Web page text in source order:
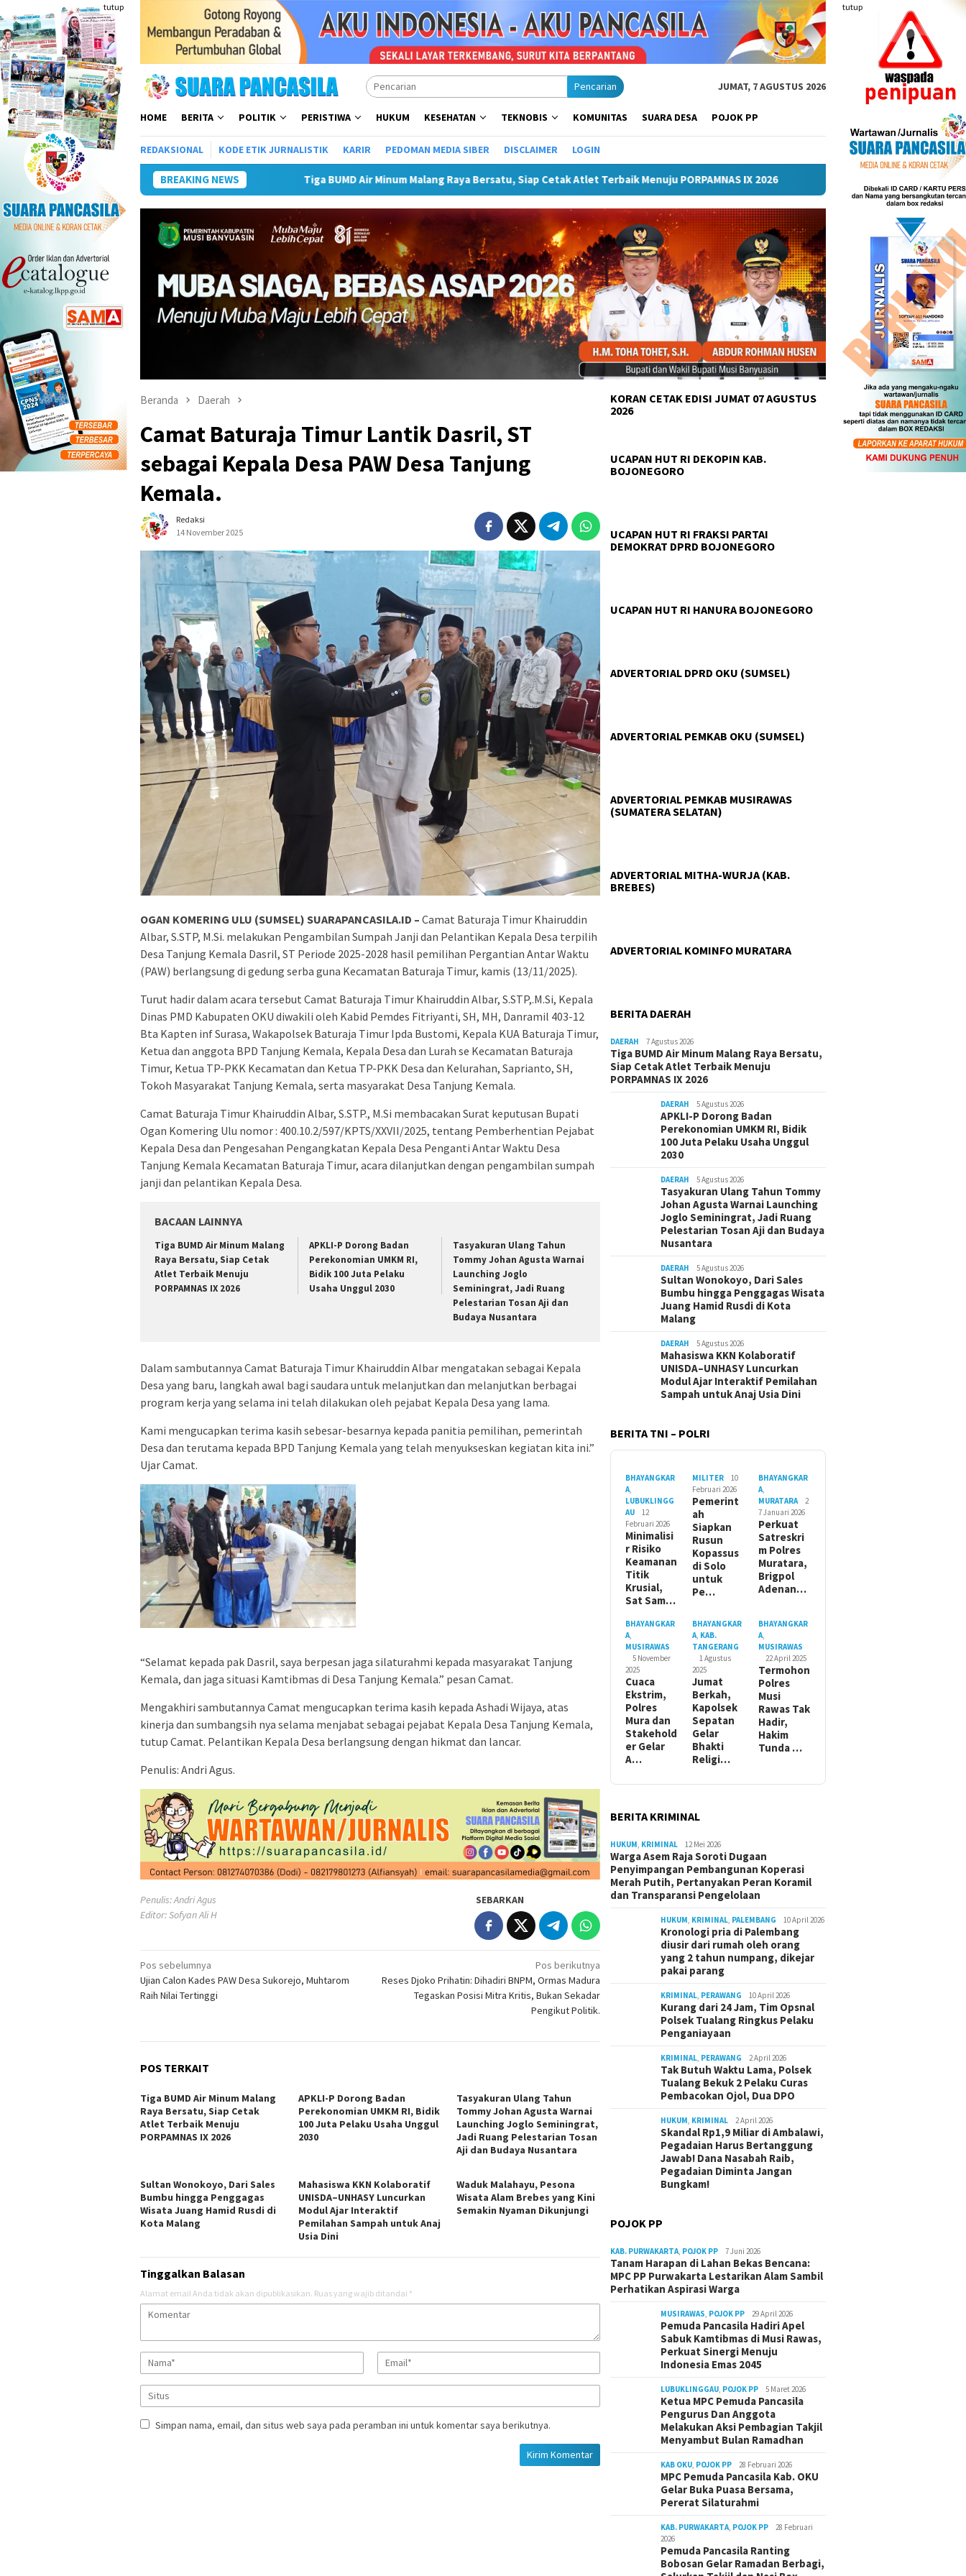
ke
konten
tutup tutup
Pencarian JUMAT, 7 AGUSTUS 2026
HOME BERITA POLITIK PERISTIWA HUKUM KESEHATAN TEKNOBIS KOMUNITAS SUARA DESA POJOK PP
REDAKSIONAL KODE ETIK JURNALISTIK KARIR PEDOMAN MEDIA SIBER DISCLAIMER LOGIN
BREAKING NEWSTiga BUMD Air Minum Malang Raya Bersatu, Siap Cetak Atlet Terbaik Menuju PORPAMNAS IX 2026 Lomba Turnamen Mini Soccer Antar Organisasi
Beranda Daerah
Camat Baturaja Timur Lantik Dasril, ST
sebagai Kepala Desa PAW Desa Tanjung
Kemala.
Redaksi
14 November 2025
OGAN KOMERING ULU (SUMSEL) SUARAPANCASILA.ID – Camat Baturaja Timur Khairuddin
Albar, S.STP, M.Si. melakukan Pengambilan Sumpah Janji dan Pelantikan Kepala Desa terpilih
Desa Tanjung Kemala Dasril, ST Periode 2025-2028 hasil pemilihan Pergantian Antar Waktu
(PAW) berlangsung di gedung serba guna Kecamatan Baturaja Timur, kamis (13/11/2025).
Turut hadir dalam acara tersebut Camat Baturaja Timur Khairuddin Albar, S.STP,.M.Si, Kepala
Dinas PMD Kabupaten OKU diwakili oleh Kabid Pemdes Fitriyanti, SH, MH, Danramil 403-12
Bta Kapten inf Surasa, Wakapolsek Baturaja Timur Ipda Bustomi, Kepala KUA Baturaja Timur,
Ketua dan anggota BPD Tanjung Kemala, Kepala Desa dan Lurah se Kecamatan Baturaja
Timur, Ketua TP-PKK Kecamatan dan Ketua TP-PKK Desa dan Kelurahan, Saprianto, SH,
Tokoh Masyarakat Tanjung Kemala, serta masyarakat Desa Tanjung Kemala.
Camat Baturaja Timur Khairuddin Albar, S.STP., M.Si membacakan Surat keputusan Bupati
Ogan Komering Ulu nomor : 400.10.2/597/KPTS/XXVII/2025, tentang Pemberhentian Pejabat
Kepala Desa dan Pengesahan Pengangkatan Kepala Desa Penganti Antar Waktu Desa
Tanjung Kemala Kecamatan Baturaja Timur, acara dilanjutkan dengan pengambilan sumpah
janji dan pelantikan Kepala Desa.
BACAAN LAINNYA
Tiga BUMD Air Minum Malang
Raya Bersatu, Siap Cetak
Atlet Terbaik Menuju
PORPAMNAS IX 2026
APKLI-P Dorong Badan
Perekonomian UMKM RI,
Bidik 100 Juta Pelaku
Usaha Unggul 2030
Tasyakuran Ulang Tahun
Tommy Johan Agusta Warnai
Launching Joglo
Seminingrat, Jadi Ruang
Pelestarian Tosan Aji dan
Budaya Nusantara
Dalam sambutannya Camat Baturaja Timur Khairuddin Albar mengatakan sebagai Kepala
Desa yang baru, langkah awal bagi saudara untuk melanjutkan dan melanjutkan berbagai
program kerja yang selama ini telah dilakukan oleh pejabat Kepala Desa yang lama.
Kami mengucapkan terima kasih sebesar-besarnya kepada panitia pemilihan, pemerintah
Desa dan terutama kepada BPD Tanjung Kemala yang telah menyukseskan kegiatan kita ini.”
Ujar Camat.
“Selamat kepada pak Dasril, saya berpesan jaga silaturahmi kepada masyarakat Tanjung
Kemala, dan jaga situasi Kamtibmas di Desa Tanjung Kemala.” pesan Camat.
Mengakhiri sambutannya Camat mengucapkan terima kasih kepada Ashadi Wijaya, atas
kinerja dan sumbangsih nya selama menjabat sebagai pejabat Kepala Desa Tanjung Kemala,
tutup Camat. Pelantikan Kepala Desa berlangsung dengan hikmat dan lancar.
Penulis: Andri Agus.
Penulis: Andri Agus
Editor: Sofyan Ali H
SEBARKAN
Navigasi
pos
Pos sebelumnya
Ujian Calon Kades PAW Desa Sukorejo, Muhtarom
Raih Nilai Tertinggi
Pos berikutnya
Reses Djoko Prihatin: Dihadiri BNPM, Ormas Madura
Tegaskan Posisi Mitra Kritis, Bukan Sekadar
Pengikut Politik.
POS TERKAIT
Tiga BUMD Air Minum Malang
Raya Bersatu, Siap Cetak
Atlet Terbaik Menuju
PORPAMNAS IX 2026
APKLI-P Dorong Badan
Perekonomian UMKM RI, Bidik
100 Juta Pelaku Usaha Unggul
2030
Tasyakuran Ulang Tahun
Tommy Johan Agusta Warnai
Launching Joglo Seminingrat,
Jadi Ruang Pelestarian Tosan
Aji dan Budaya Nusantara
Sultan Wonokoyo, Dari Sales
Bumbu hingga Penggagas
Wisata Juang Hamid Rusdi di
Kota Malang
Mahasiswa KKN Kolaboratif
UNISDA–UNHASY Luncurkan
Modul Ajar Interaktif
Pemilahan Sampah untuk Anaj
Usia Dini
Waduk Malahayu, Pesona
Wisata Alam Brebes yang Kini
Semakin Nyaman Dikunjungi
Tinggalkan Balasan
Alamat email Anda tidak akan dipublikasikan. Ruas yang wajib ditandai *
Simpan nama, email, dan situs web saya pada peramban ini untuk komentar saya berikutnya.
KORAN CETAK EDISI JUMAT 07 AGUSTUS
2026
UCAPAN HUT RI DEKOPIN KAB.
BOJONEGORO
UCAPAN HUT RI FRAKSI PARTAI
DEMOKRAT DPRD BOJONEGORO
UCAPAN HUT RI HANURA BOJONEGORO
ADVERTORIAL DPRD OKU (SUMSEL)
ADVERTORIAL PEMKAB OKU (SUMSEL)
ADVERTORIAL PEMKAB MUSIRAWAS
(SUMATERA SELATAN)
ADVERTORIAL MITHA-WURJA (KAB.
BREBES)
ADVERTORIAL KOMINFO MURATARA
BERITA DAERAH
DAERAH 7 Agustus 2026
Tiga BUMD Air Minum Malang Raya Bersatu,
Siap Cetak Atlet Terbaik Menuju
PORPAMNAS IX 2026
DAERAH 5 Agustus 2026
APKLI-P Dorong Badan
Perekonomian UMKM RI, Bidik
100 Juta Pelaku Usaha Unggul
2030
DAERAH 5 Agustus 2026
Tasyakuran Ulang Tahun Tommy
Johan Agusta Warnai Launching
Joglo Seminingrat, Jadi Ruang
Pelestarian Tosan Aji dan Budaya
Nusantara
DAERAH 5 Agustus 2026
Sultan Wonokoyo, Dari Sales
Bumbu hingga Penggagas Wisata
Juang Hamid Rusdi di Kota
Malang
DAERAH 5 Agustus 2026
Mahasiswa KKN Kolaboratif
UNISDA–UNHASY Luncurkan
Modul Ajar Interaktif Pemilahan
Sampah untuk Anaj Usia Dini
BERITA TNI – POLRI
BHAYANGKAR
A,
LUBUKLINGG
AU
12
Februari 2026
Minimalisi
r Risiko
Keamanan
Titik
Krusial,
Sat Sam…
MILITER
10
Februari 2026
Pemerint
ah
Siapkan
Rusun
Kopassus
di Solo
untuk
Pe…
BHAYANGKAR
A,
MURATARA
2
7 Januari 2026
Perkuat
Satreskri
m Polres
Muratara,
Brigpol
Adenan…
BHAYANGKAR
A,
MUSIRAWAS
5 November
2025
Cuaca
Ekstrim,
Polres
Mura dan
Stakehold
er Gelar
A…
BHAYANGKAR
A, KAB.
TANGERANG
1 Agustus
2025
Jumat
Berkah,
Kapolsek
Sepatan
Gelar
Bhakti
Religi…
BHAYANGKAR
A,
MUSIRAWAS
22 April 2025
Termohon
Polres
Musi
Rawas Tak
Hadir,
Hakim
Tunda …
BERITA KRIMINAL
HUKUM, KRIMINAL 12 Mei 2026
Warga Asem Raja Soroti Dugaan
Penyimpangan Pembangunan Koperasi
Merah Putih, Pertanyakan Peran Koramil
dan Transparansi Pengelolaan
HUKUM, KRIMINAL, PALEMBANG 10 April 2026
Kronologi pria di Palembang
diusir dari rumah oleh orang
yang 2 tahun numpang, dikejar
pakai parang
KRIMINAL, PERAWANG 10 April 2026
Kurang dari 24 Jam, Tim Opsnal
Polsek Tualang Ringkus Pelaku
Penganiayaan
KRIMINAL, PERAWANG 2 April 2026
Tak Butuh Waktu Lama, Polsek
Tualang Bekuk 2 Pelaku Curas
Pembacokan Ojol, Dua DPO
HUKUM, KRIMINAL 2 April 2026
Skandal Rp1,9 Miliar di Ambalawi,
Pegadaian Harus Bertanggung
Jawab! Dana Nasabah Raib,
Pegadaian Diminta Jangan
Bungkam!
POJOK PP
KAB. PURWAKARTA, POJOK PP 7 Juni 2026
Tanam Harapan di Lahan Bekas Bencana:
MPC PP Purwakarta Lestarikan Alam Sambil
Perhatikan Aspirasi Warga
MUSIRAWAS, POJOK PP 29 April 2026
Pemuda Pancasila Hadiri Apel
Sabuk Kamtibmas di Musi Rawas,
Perkuat Sinergi Menuju
Indonesia Emas 2045
LUBUKLINGGAU, POJOK PP 5 Maret 2026
Ketua MPC Pemuda Pancasila
Pengurus Dan Anggota
Melakukan Aksi Pembagian Takjil
Menyambut Bulan Ramadhan
KAB OKU, POJOK PP 28 Februari 2026
MPC Pemuda Pancasila Kab. OKU
Gelar Buka Puasa Bersama,
Pererat Silaturahmi
KAB. PURWAKARTA, POJOK PP
28 Februari
2026
Pemuda Pancasila Ranting
Bobosan Gelar Ramadan Berbagi,